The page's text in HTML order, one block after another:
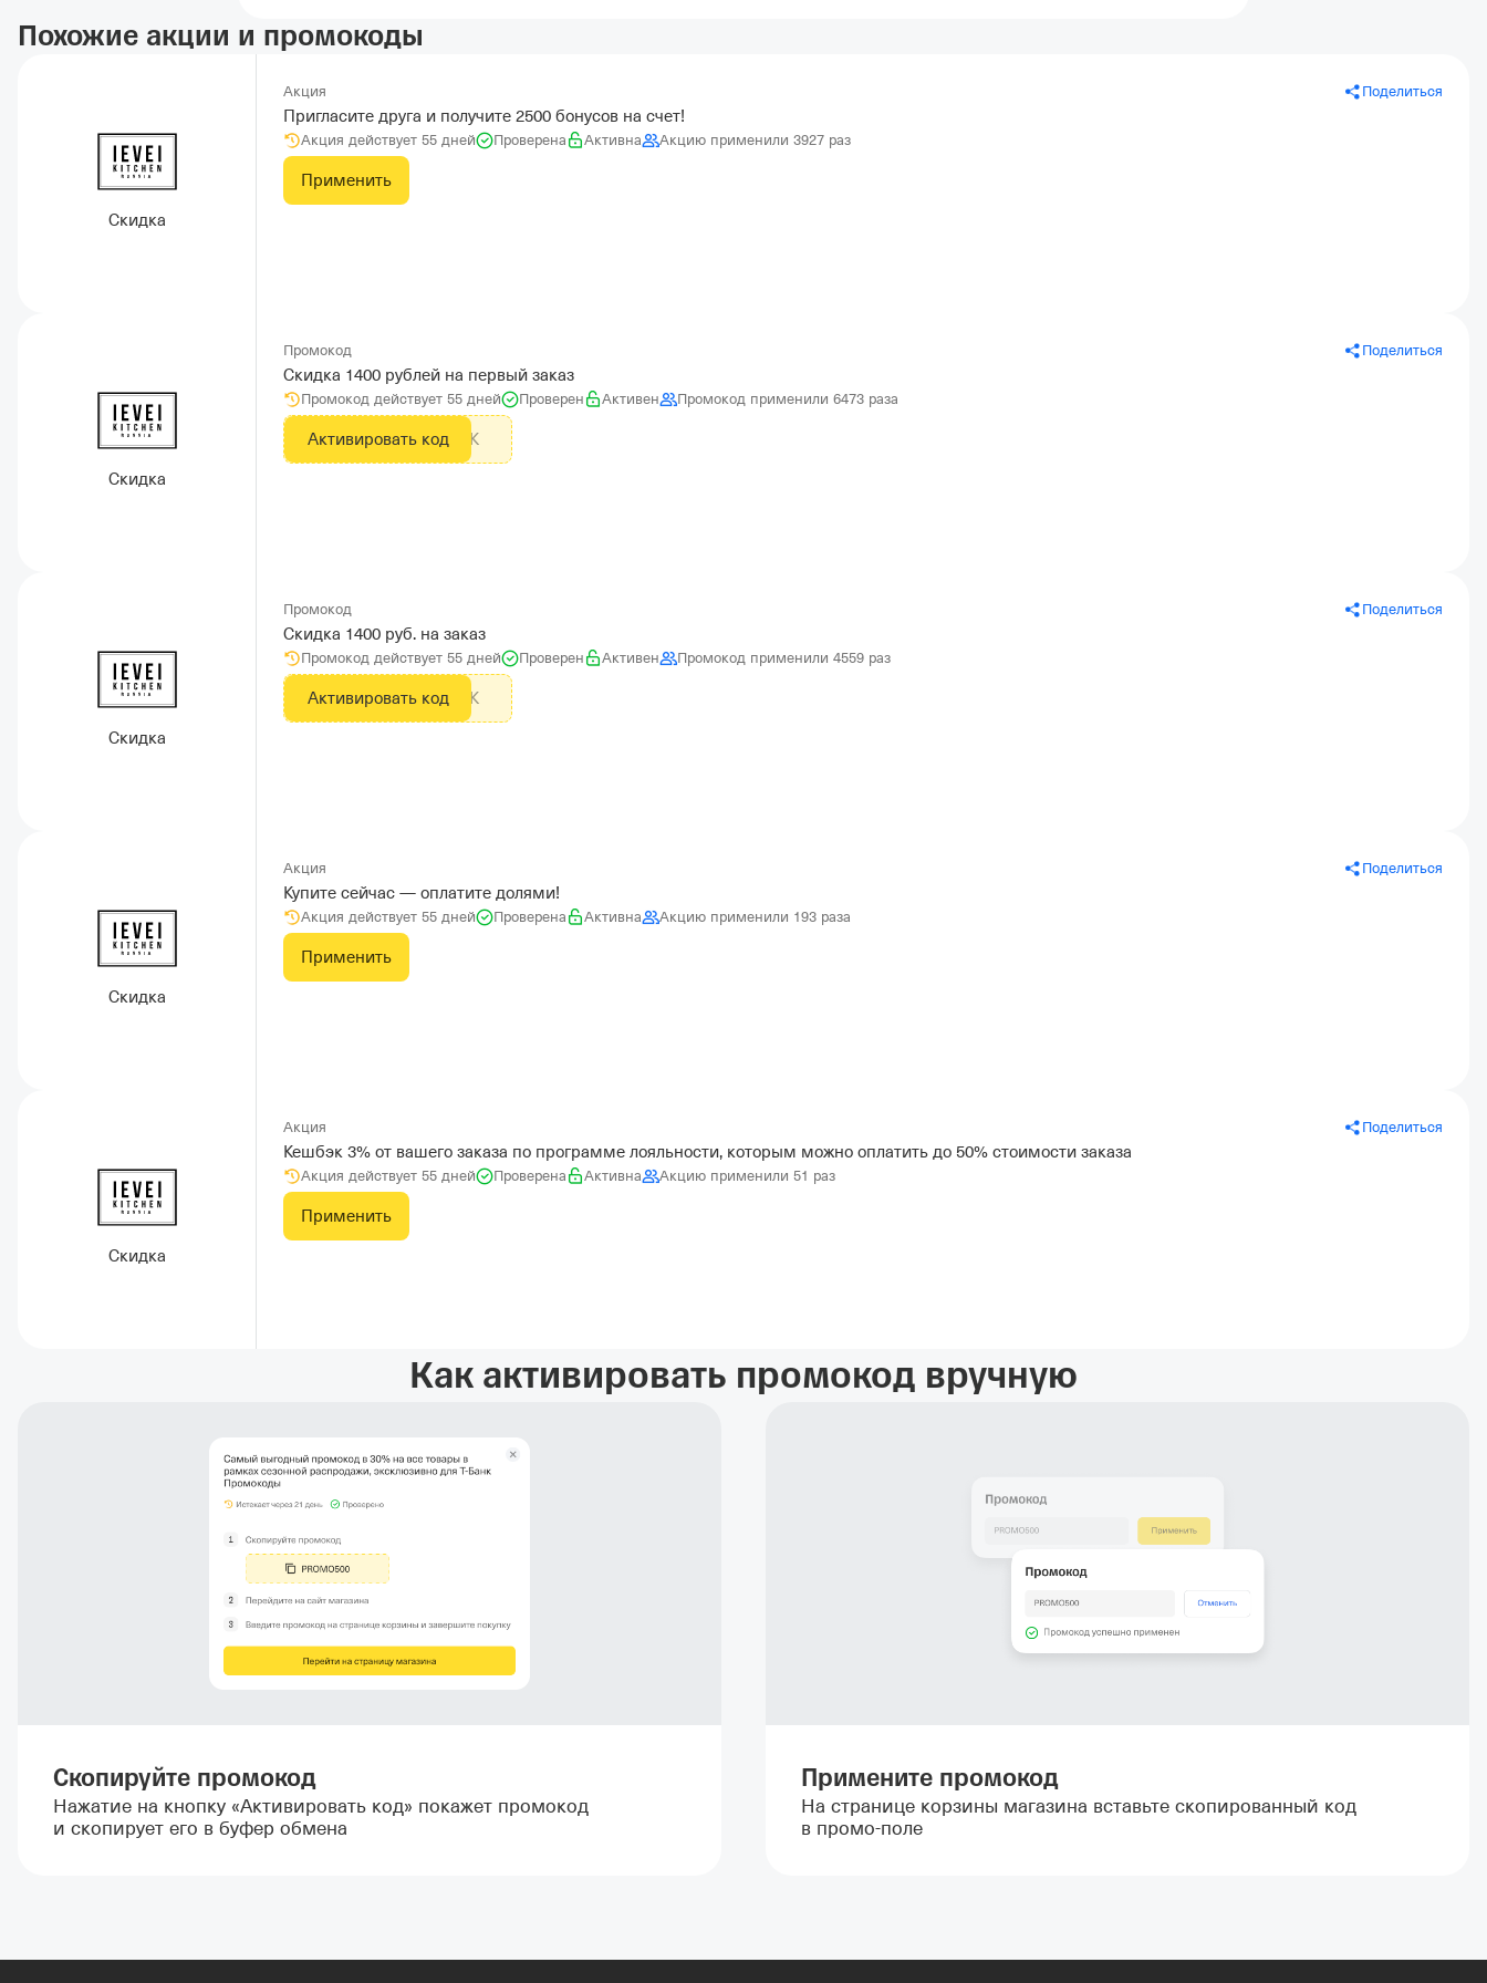
Похожие акции и промокоды
Скидка
Акция Поделиться
Пригласите друга и получите 2500 бонусов на счет!
Акция действует 55 дней Проверена Активна Акцию применили 3927 раз
Применить
Скидка
Промокод Поделиться
Скидка 1400 рублей на первый заказ
Промокод действует 55 дней Проверен Активен Промокод применили 6473 раза
Активировать код
GdeSlonLK
Скидка
Промокод Поделиться
Скидка 1400 руб. на заказ
Промокод действует 55 дней Проверен Активен Промокод применили 4559 раз
Активировать кодAdvLK
Скидка
Акция Поделиться
Купите сейчас — оплатите долями!
Акция действует 55 дней Проверена Активна Акцию применили 193 раза
Применить
Скидка
Акция Поделиться
Кешбэк 3% от вашего заказа по программе лояльности, которым можно оплатить до 50% стоимости заказа
Акция действует 55 дней Проверена Активна Акцию применили 51 раз
Применить
Как активировать промокод вручную
Скопируйте промокод
Нажатие на кнопку «Активировать код» покажет промокод
и скопирует его в буфер обмена
Примените промокод
На странице корзины магазина вставьте скопированный код
в промо-поле